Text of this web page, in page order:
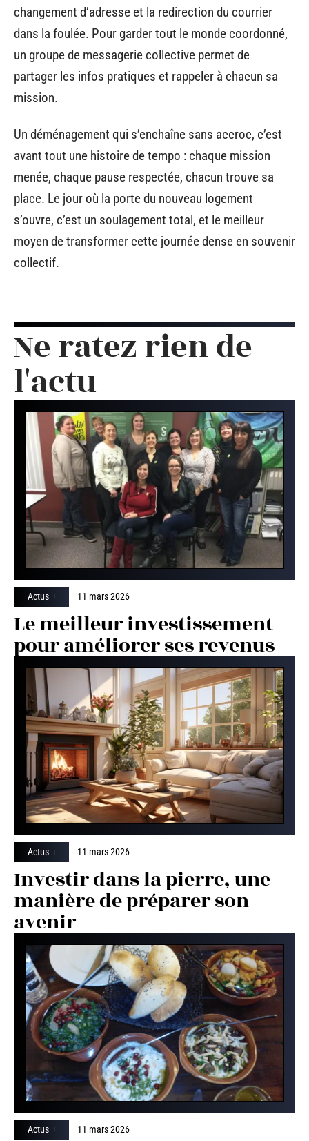
changement d’adresse et la redirection du courrier
dans la foulée. Pour garder tout le monde coordonné,
un groupe de messagerie collective permet de
partager les infos pratiques et rappeler à chacun sa
mission.
Un déménagement qui s’enchaîne sans accroc, c’est
avant tout une histoire de tempo : chaque mission
menée, chaque pause respectée, chacun trouve sa
place. Le jour où la porte du nouveau logement
s’ouvre, c’est un soulagement total, et le meilleur
moyen de transformer cette journée dense en souvenir
collectif.
Ne ratez rien de
l'actu
Actus 11 mars 2026
Le meilleur investissement
pour améliorer ses revenus
Actus 11 mars 2026
Investir dans la pierre, une
manière de préparer son
avenir
Actus 11 mars 2026